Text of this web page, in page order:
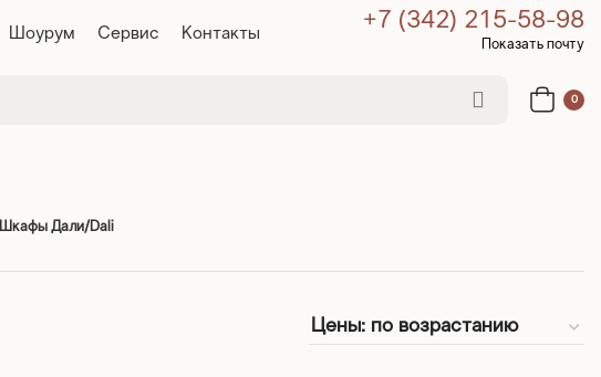
Шоурум Сервис Контакты +7 (342) 215-58-98
Показать почту
0
Шкафы Дали/Dali